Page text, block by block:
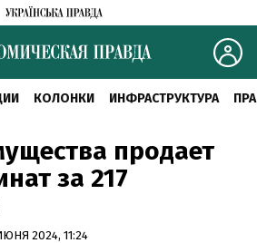
КОЛОНКИ ИНФРАСТРУКТУРА
продает
за 217
2024, 11:24